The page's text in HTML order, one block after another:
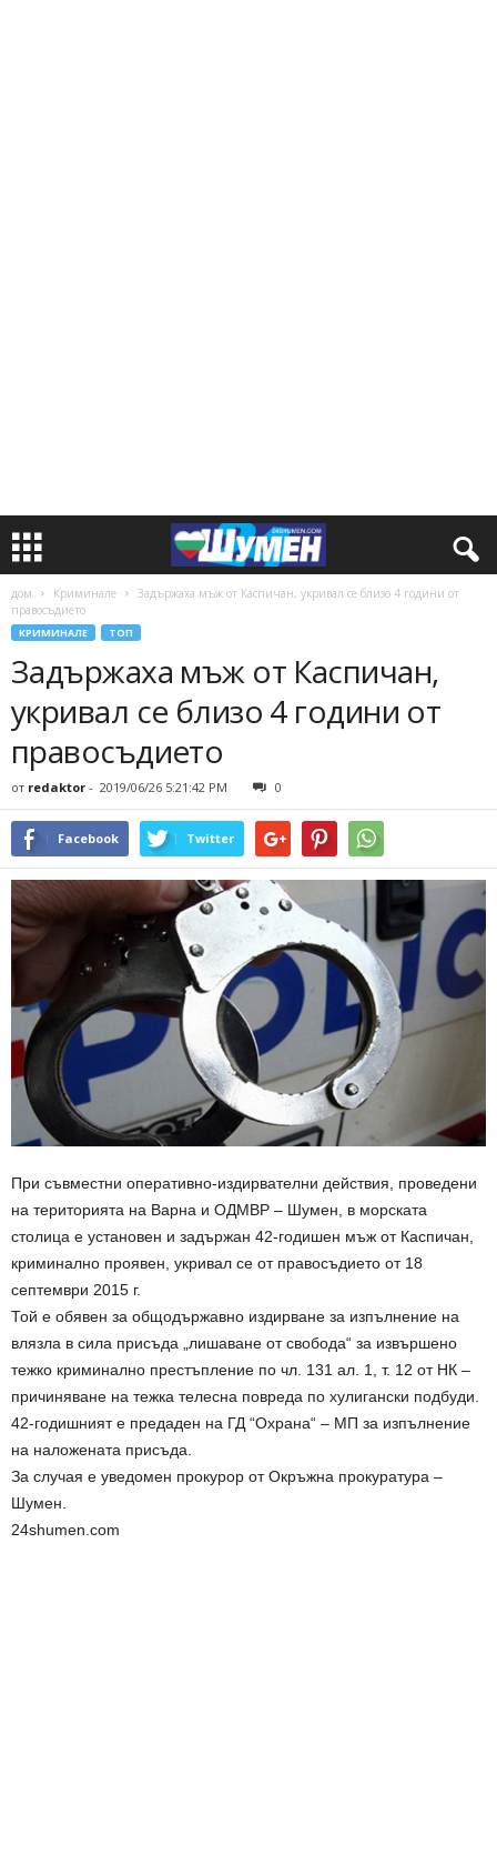
дом Криминале
Задържаха мъж от Каспичан, укривал се близо 4 години от
правосъдието
КРИМИНАЛЕ ТОП
Задържаха мъж от Каспичан,
укривал се близо 4 години от
правосъдието
от redaktor - 2019/06/26 5:21:42 PM 0
Facebook Twitter
При съвместни оперативно-издирвателни действия, проведени
на територията на Варна и ОДМВР – Шумен, в морската
столица е установен и задържан 42-годишен мъж от Каспичан,
криминално проявен, укривал се от правосъдието от 18
септември 2015 г.
Той е обявен за общодържавно издирване за изпълнение на
влязла в сила присъда „лишаване от свобода“ за извършено
тежко криминално престъпление по чл. 131 ал. 1, т. 12 от НК –
причиняване на тежка телесна повреда по хулигански подбуди.
42-годишният е предаден на ГД “Охрана“ – МП за изпълнение
на наложената присъда.
За случая е уведомен прокурор от Окръжна прокуратура –
Шумен.
24shumen.com